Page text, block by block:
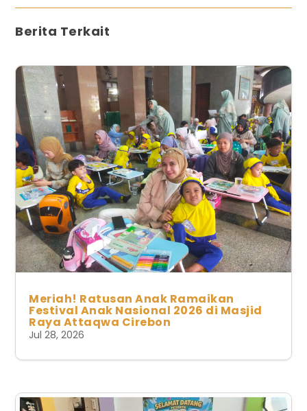
Berita Terkait
Meriah! Ratusan Anak Ramaikan
Festival Anak Nasional 2026 di Masjid
Raya Attaqwa Cirebon
Jul 28, 2026